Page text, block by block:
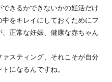
きるかできないかの妊活だけ
をキレイにしておくためにフ
正常な妊娠、健康な赤ちゃん
スティング、それこそが自分
になるんですね。